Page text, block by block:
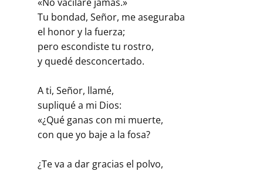
Tu bondad, Señor, me aseguraba
el honor y la fuerza;
pero escondiste tu rostro,
y quedé desconcertado.
A ti, Señor, llamé,
supliqué a mi Dios:
«¿Qué ganas con mi muerte,
con que yo baje a la fosa?
¿Te va a dar gracias el polvo,